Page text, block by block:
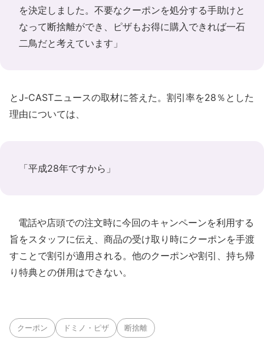
を決定しました。不要なクーポンを処分する手助けと
なって断捨離ができ、ピザもお得に購入できれば一石
二鳥だと考えています」
とJ-CASTニュースの取材に答えた。割引率を28％とした
理由については、
「平成28年ですから」
電話や店頭での注文時に今回のキャンペーンを利用する
旨をスタッフに伝え、商品の受け取り時にクーポンを手渡
すことで割引が適用される。他のクーポンや割引、持ち帰
り特典との併用はできない。
クーポン ドミノ・ピザ 断捨離